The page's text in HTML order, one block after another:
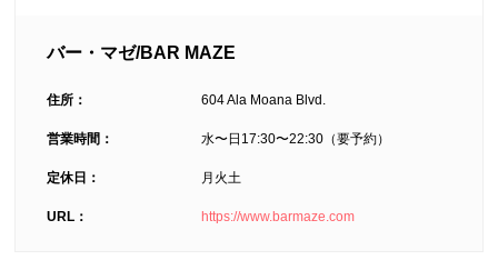
バー・マゼ/BAR MAZE
住所： 604 Ala Moana Blvd.
営業時間： 水〜日17:30〜22:30（要予約）
定休日： 月火土
URL： https://www.barmaze.com